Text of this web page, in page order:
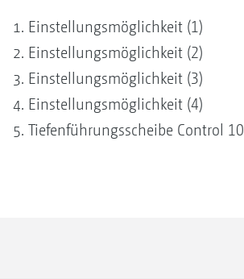
Einstellungsmöglichkeit (1)
Einstellungsmöglichkeit (2)
Einstellungsmöglichkeit (3)
Einstellungsmöglichkeit (4)
Tiefenführungsscheibe Control 10